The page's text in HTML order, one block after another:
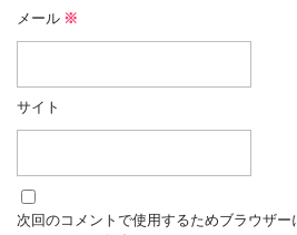
メール ※
サイト
次回のコメントで使用するためブラウザ